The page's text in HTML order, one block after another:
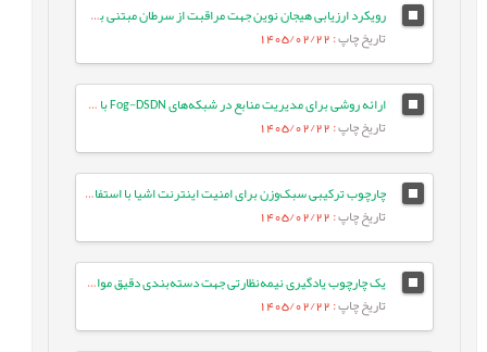
رویکرد ارزیابی هیجان نوین جهت مراقبت از سرطان مبتنی بر مدل‌های زبانی بزرگ
تاریخ چاپ: 1405/02/22
ارائه روشی برای مدیریت منابع در شبکه‌های Fog-DSDN با بهره‌گیری از معماری میکروسرویس و شبکه‌های ESN
تاریخ چاپ: 1405/02/22
چارچوب ترکیبی سبک‌وزن برای امنیت اینترنت اشیا با استفاده از جنگل تصادفی بهینه و انتخاب ویژگی تطبیقی در معماری لبه-ابری
تاریخ چاپ: 1405/02/22
یک چارچوب یادگیری نیمه‌نظارتی جهت دسته‌بندی دقیق موارد آزمون با بهره‌گیری از تعبیه‌های زبانی و ویژگی‌های معنایی متن
تاریخ چاپ: 1405/02/22